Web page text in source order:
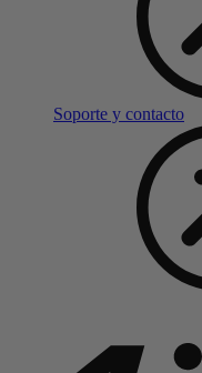
Soporte y contacto